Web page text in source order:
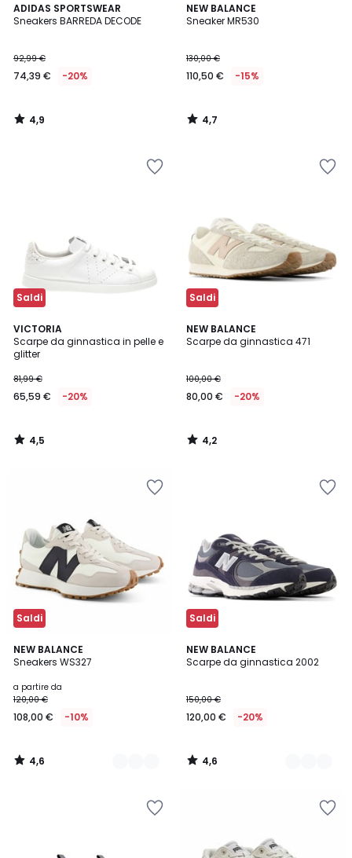
ADIDAS SPORTSWEAR
Sneakers BARREDA DECODE
92,99 €
74,39 € -20%
4,9
/ 5
4,9
/
NEW BALANCE
Sneaker MR530
130,00 €
110,50 € -15%
4,7
/ 5
4,7
/
Saldi
VICTORIA
Scarpe da ginnastica in pelle e
glitter
81,99 €
65,59 € -20%
4,5
/ 5
4,5
/
Saldi
NEW BALANCE
Scarpe da ginnastica 471
100,00 €
80,00 € -20%
4,2
/ 5
4,2
/
Saldi
NEW BALANCE
Sneakers WS327
a partire da
120,00 €
108,00 € -10%
4,6
/ 5
3
Colori
4,6
/
Saldi
NEW BALANCE
Scarpe da ginnastica 2002
150,00 €
120,00 € -20%
4,6
/ 5
3
Colori
4,6
/